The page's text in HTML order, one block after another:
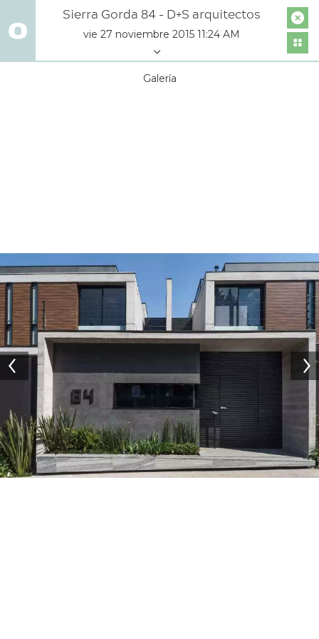
Sierra Gorda 84 - D+S arquitectos
vie 27 noviembre 2015 11:24 AM
Galería